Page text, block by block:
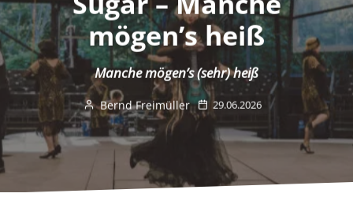
mögen’s heiß
Manche mögen’s (sehr) heiß
Bernd Freimüller 29.06.2026